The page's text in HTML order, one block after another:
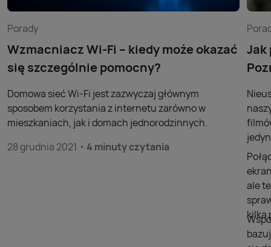
Porady
Wzmacniacz Wi-Fi – kiedy może okazać
się szczególnie pomocny?
Domowa sieć Wi-Fi jest zazwyczaj głównym
sposobem korzystania z internetu zarówno w
mieszkaniach, jak i domach jednorodzinnych.
28 grudnia 2021
4 minuty czytania
Jak
ale
kilka